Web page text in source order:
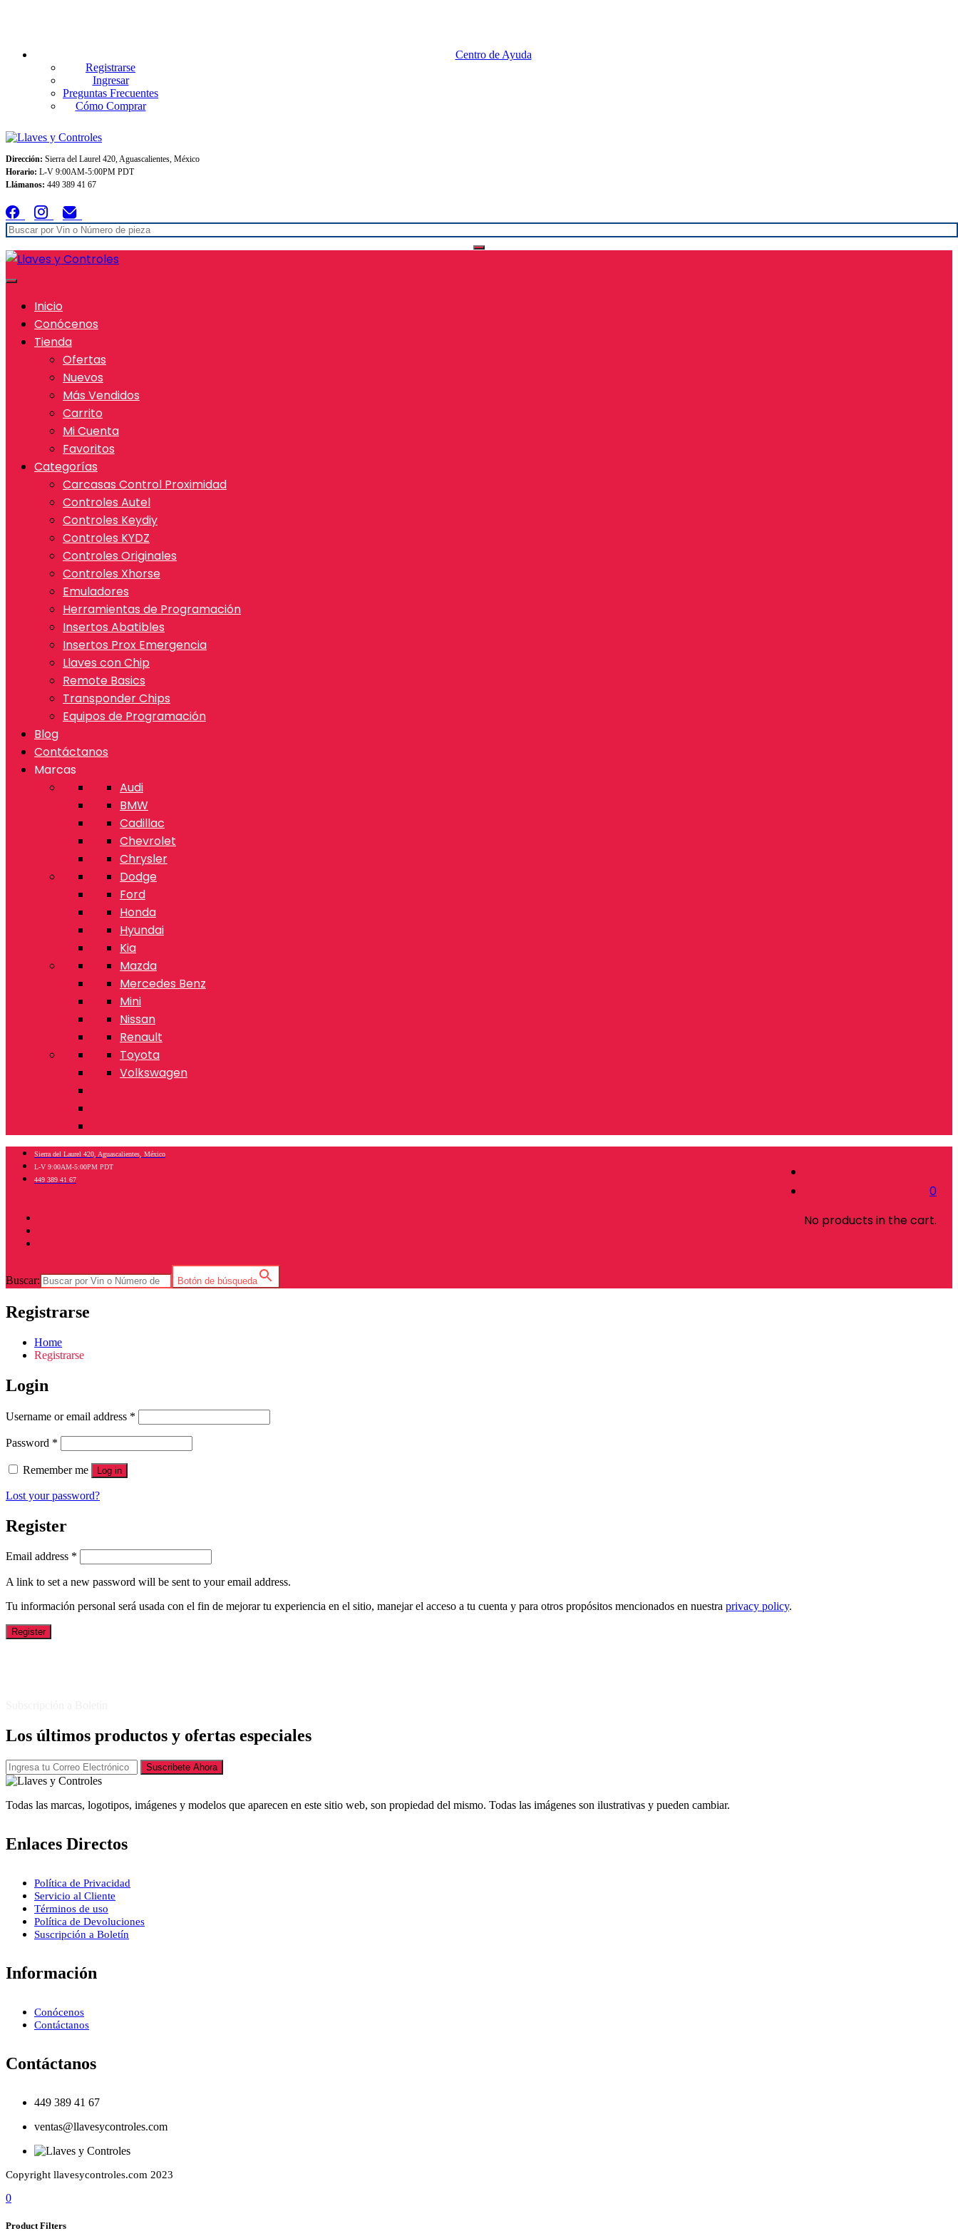
Centro de Ayuda
Registrarse
Ingresar
Preguntas Frecuentes
Cómo Comprar
Dirección: Sierra del Laurel 420, Aguascalientes, México
Horario: L-V 9:00AM-5:00PM PDT
Llámanos: 449 389 41 67
Inicio
Conócenos
Tienda
Ofertas
Nuevos
Más Vendidos
Carrito
Mi Cuenta
Favoritos
Categorías
Carcasas Control Proximidad
Controles Autel
Controles Keydiy
Controles KYDZ
Controles Originales
Controles Xhorse
Emuladores
Herramientas de Programación
Insertos Abatibles
Insertos Prox Emergencia
Llaves con Chip
Remote Basics
Transponder Chips
Equipos de Programación
Blog
Contáctanos
Marcas
Audi
BMW
Cadillac
Chevrolet
Chrysler
Dodge
Ford
Honda
Hyundai
Kia
Mazda
Mercedes Benz
Mini
Nissan
Renault
Toyota
Volkswagen
0
No products in the cart.
Sierra del Laurel 420, Aguascalientes, México
L-V 9:00AM-5:00PM PDT
449 389 41 67
Buscar: Botón de búsqueda
Registrarse
Home
Registrarse
Login
Username or email address *
Password *
Remember me Log in
Lost your password?
Register
Email address *
A link to set a new password will be sent to your email address.
Tu información personal será usada con el fin de mejorar tu experiencia en el sitio, manejar el acceso a tu cuenta y para otros propósitos mencionados en nuestra privacy policy.
Register
Los últimos productos y ofertas especiales
Suscribete Ahora
Todas las marcas, logotipos, imágenes y modelos que aparecen en este sitio web, son propiedad del mismo. Todas las imágenes son ilustrativas y pueden cambiar.
Enlaces Directos
Política de Privacidad
Servicio al Cliente
Términos de uso
Política de Devoluciones
Suscripción a Boletín
Información
Conócenos
Contáctanos
Contáctanos
449 389 41 67
ventas@llavesycontroles.com
Copyright llavesycontroles.com 2023
0
Product Filters